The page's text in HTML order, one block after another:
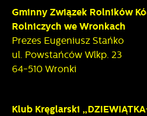
Gminny Związek Rolników
Rolniczych we Wronkach
Prezes Eugeniusz Stańko
ul. Powstańców Wlkp. 23
64-510 Wronki
Klub Kręglarski